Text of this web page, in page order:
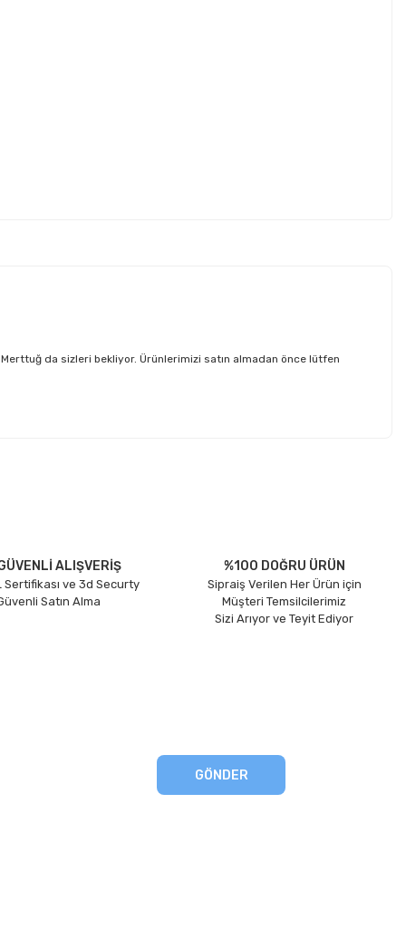
da sizleri bekliyor. Ürünlerimizi satın almadan önce lütfen
ALIŞVERİŞ
Sertifikası ve 3d Securty
Satın Alma
%100 DOĞRU ÜRÜN
Sipraiş Verilen Her Ürün için
Müşteri Temsilcilerimiz
Sizi Arıyor ve Teyit Ediyor
GÖNDER